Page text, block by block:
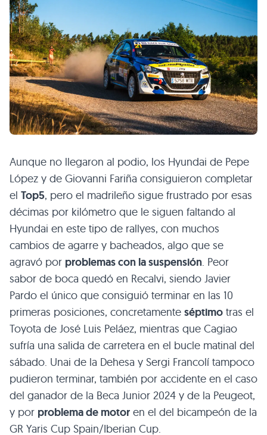
Aunque no llegaron al podio, los Hyundai de Pepe
López y de Giovanni Fariña consiguieron completar
el Top5, pero el madrileño sigue frustrado por esas
décimas por kilómetro que le siguen faltando al
Hyundai en este tipo de rallyes, con muchos
cambios de agarre y bacheados, algo que se
agravó por problemas con la suspensión. Peor
sabor de boca quedó en Recalvi, siendo Javier
Pardo el único que consiguió terminar en las 10
primeras posiciones, concretamente séptimo tras el
Toyota de José Luis Peláez, mientras que Cagiao
sufría una salida de carretera en el bucle matinal del
sábado. Unai de la Dehesa y Sergi Francolí tampoco
pudieron terminar, también por accidente en el caso
del ganador de la Beca Junior 2024 y de la Peugeot,
y por problema de motor en el del bicampeón de la
GR Yaris Cup Spain/Iberian Cup.